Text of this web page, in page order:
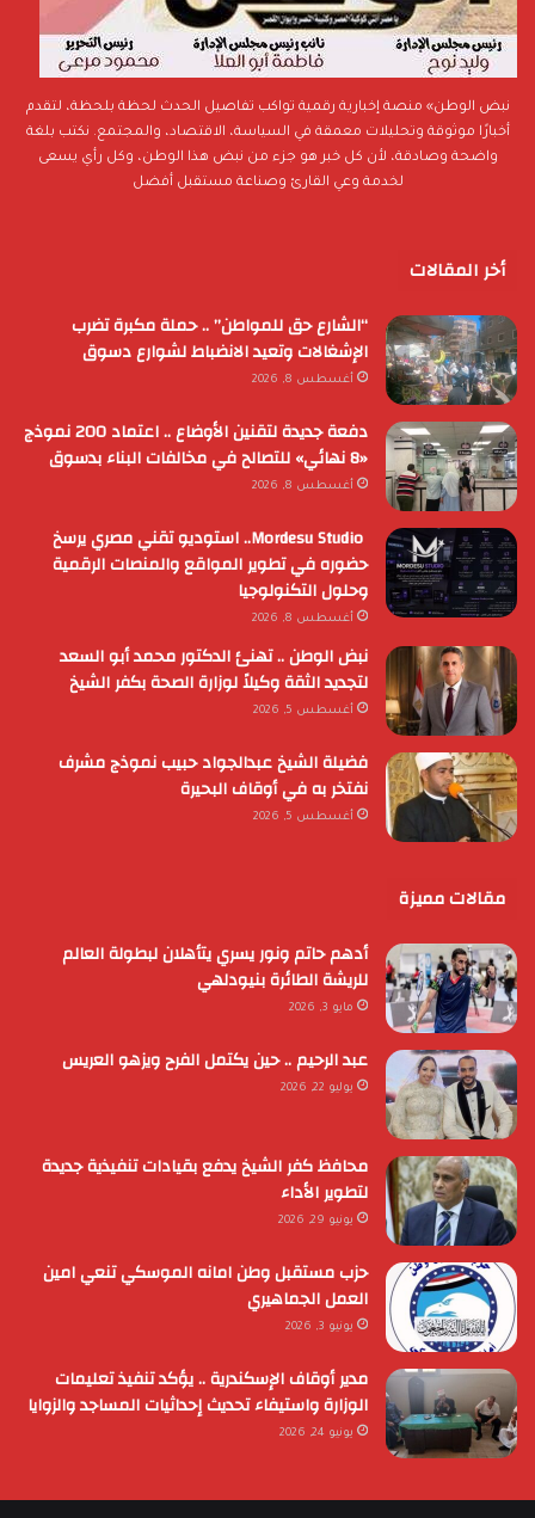
نبض الوطن» منصة إخبارية رقمية تواكب تفاصيل الحدث لحظة بلحظة، لتقدم
أخبارًا موثوقة وتحليلات معمقة في السياسة، الاقتصاد، والمجتمع. نكتب بلغة
واضحة وصادقة، لأن كل خبر هو جزء من نبض هذا الوطن، وكل رأي يسعى
لخدمة وعي القارئ وصناعة مستقبل أفضل
أخر المقالات
“الشارع حق للمواطن” .. حملة مكبرة تضرب
الإشغالات وتعيد الانضباط لشوارع دسوق
أغسطس 8, 2026
دفعة جديدة لتقنين الأوضاع .. اعتماد 200 نموذج
«8 نهائي» للتصالح في مخالفات البناء بدسوق
أغسطس 8, 2026
Mordesu Studio.. استوديو تقني مصري يرسخ
حضوره في تطوير المواقع والمنصات الرقمية
وحلول التكنولوجيا
أغسطس 8, 2026
نبض الوطن .. تهنئ الدكتور محمد أبو السعد
لتجديد الثقة وكيلاً لوزارة الصحة بكفر الشيخ
أغسطس 5, 2026
فضيلة الشيخ عبدالجواد حبيب نموذج مشرف
نفتخر به في أوقاف البحيرة
أغسطس 5, 2026
مقالات مميزة
أدهم حاتم ونور يسري يتأهلان لبطولة العالم
للريشة الطائرة بنيودلهي
مايو 3, 2026
عبد الرحيم .. حين يكتمل الفرح ويزهو العريس
يوليو 22, 2026
محافظ كفر الشيخ يدفع بقيادات تنفيذية جديدة
لتطوير الأداء
يونيو 29, 2026
حزب مستقبل وطن امانه الموسكي تنعي امين
العمل الجماهيري
يونيو 3, 2026
مدير أوقاف الإسكندرية .. يؤكد تنفيذ تعليمات
الوزارة واستيفاء تحديث إحداثيات المساجد والزوايا
يونيو 24, 2026